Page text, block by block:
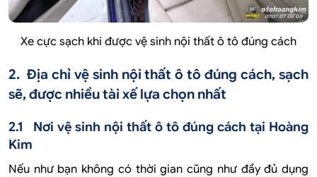
Xe cực sạch khi được vệ sinh nội thất ô tô đúng cách
2. Địa chỉ vệ sinh nội thất ô tô đúng cách, sạch
sẽ, được nhiều tài xế lựa chọn nhất
2.1 Nơi vệ sinh nội thất ô tô đúng cách tại Hoàng
Kim
Nếu như bạn không có thời gian cũng như đầy đủ dụng